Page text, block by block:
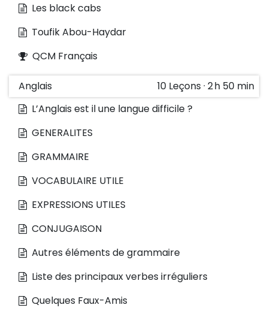
Les black cabs
Toufik Abou-Haydar
QCM Français
Anglais 10 Leçons · 2 h 50 min
L’Anglais est il une langue difficile ?
GENERALITES
GRAMMAIRE
VOCABULAIRE UTILE
EXPRESSIONS UTILES
CONJUGAISON
Autres éléments de grammaire
Liste des principaux verbes irréguliers
Quelques Faux-Amis